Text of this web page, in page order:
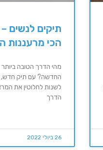
תיקים לנשים
הכי מרעננות
מהי הדרך הטובה
החדשה? עם תיק חדש,
לשנות לחלוטין את
הדרך
26 ביולי 2022